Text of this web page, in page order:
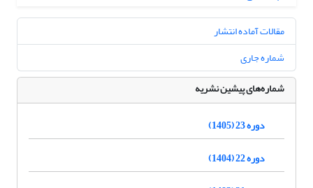
مقالات آماده انتشار
شماره جاری
شماره‌های پیشین نشریه
دوره 23 (1405)
دوره 22 (1404)